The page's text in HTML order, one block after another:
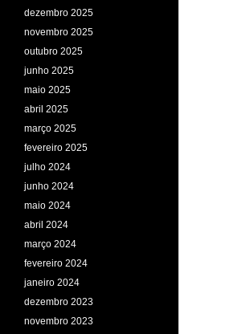
dezembro 2025
novembro 2025
outubro 2025
junho 2025
maio 2025
abril 2025
março 2025
fevereiro 2025
julho 2024
junho 2024
maio 2024
abril 2024
março 2024
fevereiro 2024
janeiro 2024
dezembro 2023
novembro 2023